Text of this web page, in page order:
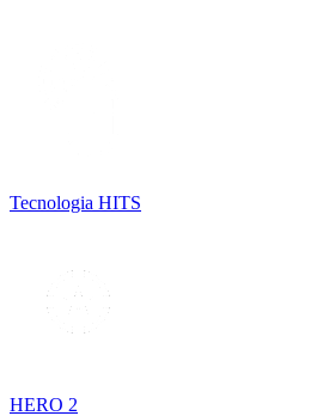
Tecnologia HITS
HERO 2